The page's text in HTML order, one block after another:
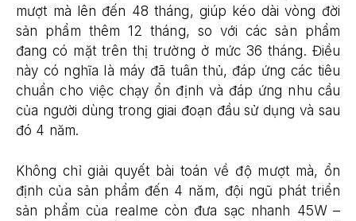
mượt mà lên đến 48 tháng, giúp kéo dài vòng đời
sản phẩm thêm 12 tháng, so với các sản phẩm
đang có mặt trên thị trường ở mức 36 tháng. Điều
này có nghĩa là máy đã tuân thủ, đáp ứng các tiêu
chuẩn cho việc chạy ổn định và đáp ứng nhu cầu
của người dùng trong giai đoạn đầu sử dụng và sau
đó 4 năm.
Không chỉ giải quyết bài toán về độ mượt mà, ổn
định của sản phẩm đến 4 năm, đội ngũ phát triển
sản phẩm của realme còn đưa sạc nhanh 45W –